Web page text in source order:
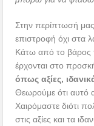
Στην περίπτωσή
επιστροφή όχι στα
Κάτω από το βάρος
έρχονται στο
όπως αξίες,
Θεωρούμε ότι αυτό
Χαιρόμαστε διότι
στις αξίες και τα